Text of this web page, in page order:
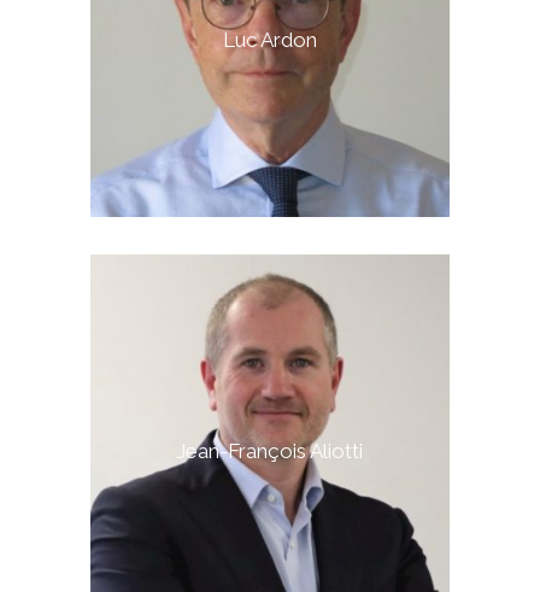
Luc Ardon
Jean-François Aliotti